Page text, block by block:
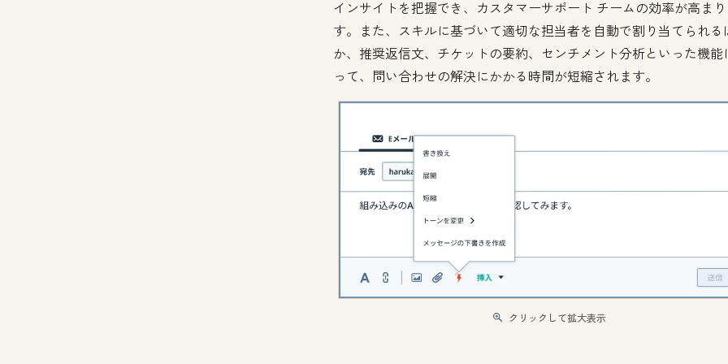
インサイトを把握でき、カスタマーサポート チームの効率が高まり
す。また、スキルに基づいて適切な担当者を自動で割り当てられる
か、推奨返信文、チケットの要約、センチメント分析といった機能
って、問い合わせの解決にかかる時間が短縮されます。
クリックして拡大表示